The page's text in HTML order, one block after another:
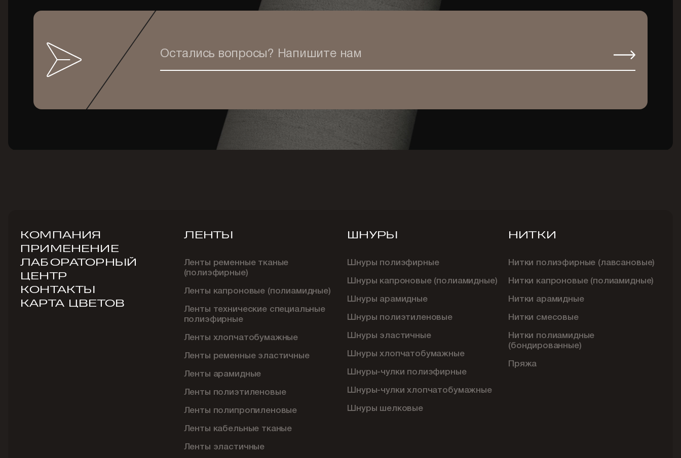
Остались вопросы? Напишите нам
КОМПАНИЯ
ПРИМЕНЕНИЕ
ЛАБОРАТОРНЫЙ
ЦЕНТР
КОНТАКТЫ
КАРТА ЦВЕТОВ
ЛЕНТЫ
Ленты ременные тканые
(полиэфирные)
Ленты капроновые (полиамидные)
Ленты технические специальные
полиэфирные
Ленты хлопчатобумажные
Ленты ременные эластичные
Ленты арамидные
Ленты полиэтиленовые
Ленты полипропиленовые
Ленты кабельные тканые
Ленты эластичные
ШНУРЫ
Шнуры полиэфирные
Шнуры капроновые (полиамидные)
Шнуры арамидные
Шнуры полиэтиленовые
Шнуры эластичные
Шнуры хлопчатобумажные
Шнуры-чулки полиэфирные
Шнуры-чулки хлопчатобумажные
Шнуры шелковые
НИТКИ
Нитки полиэфирные (лавсановые)
Нитки капроновые (полиамидные)
Нитки арамидные
Нитки смесовые
Нитки полиамидные
(бондированные)
Пряжа